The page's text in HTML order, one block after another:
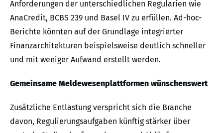
Anforderungen der unterschiedlichen Regularien wie
AnaCredit, BCBS 239 und Basel IV zu erfüllen. Ad-hoc-
Berichte könnten auf der Grundlage integrierter
Finanzarchitekturen beispielsweise deutlich schneller
und mit weniger Aufwand erstellt werden.
Gemeinsame Meldewesenplattformen wünschenswert
Zusätzliche Entlastung verspricht sich die Branche
davon, Regulierungsaufgaben künftig stärker über